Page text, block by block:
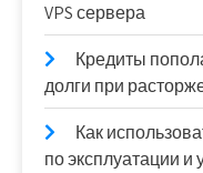
VPS сервера
Кредиты
долги при
Как
по эксплуатации и